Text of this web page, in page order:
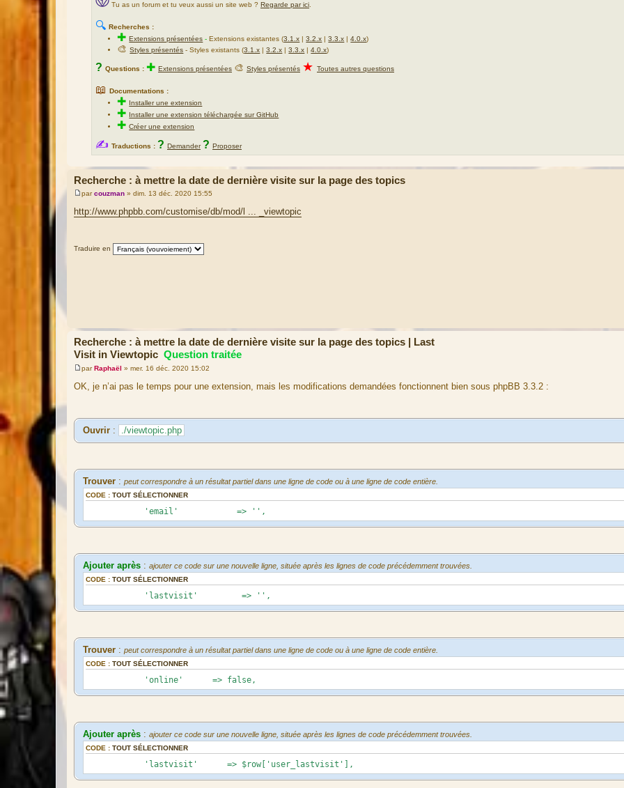
Tu as un forum et tu veux aussi un site web ? Regarde par ici
🔍 Recherches :
✚Extensions présentées -Extensions existantes (3.1.x |3.2.x |3.3.x |4.0.x)
🎨Styles présentés - Styles existants (3.1.x |3.2.x |3.3.x |4.0.x)
? Questions : ✚ Extensions présentées 🎨 Styles présentés ★ Toutes autres questions
📖 Documentations :
✚ Installer une extension
✚ Installer une extension téléchargée sur GitHub
✚Créer une extension
✍ Traductions : ? Demander ? Proposer
Recherche : à mettre la date de dernière visite sur la page des topics
e
s
e
parcouzman » dim. 13 déc. 2020 15:55
http://www.phpbb.com/customise/db/mod/l ... _viewtopic
Traduire en
Recherche : à mettre la date de dernière visite sur la page des topics | Last
Visit in Viewtopic Question traitée
M
e
s
parRaphaël » mer. 16 déc. 2020 15:02
OK, je n’ai pas le temps pour une extension, mais les modifications demandées fonctionnent bien sous phpBB 3.3.2 :
Ouvrir : ./viewtopic.php
Trouver : peut correspondre à un résultat partiel dans une ligne de code ou à une ligne de code entière.
CODE : TOUT SÉLECTIONNER
'email' => '',
Ajouter après : ajouter ce code sur une nouvelle ligne, située après les lignes de code précédemment trouvées.
CODE : TOUT SÉLECTIONNER
'lastvisit' => '',
Trouver : peut correspondre à un résultat partiel dans une ligne de code ou à une ligne de code entière.
CODE : TOUT SÉLECTIONNER
'online' => false,
Ajouter après : ajouter ce code sur une nouvelle ligne, située après les lignes de code précédemment trouvées.
CODE : TOUT SÉLECTIONNER
'lastvisit' => $row['user_lastvisit'],